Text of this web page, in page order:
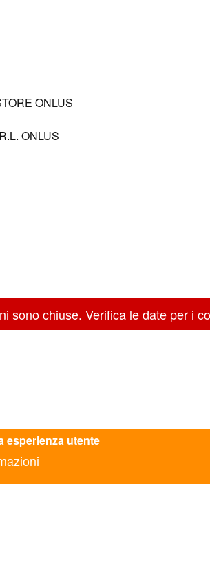
ONLUS
ONLUS
sono chiuse. Verifica le date per i
esperienza utente